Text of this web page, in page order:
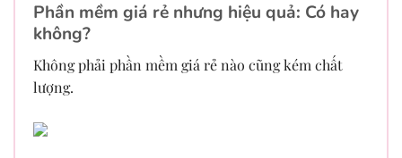
Phần mềm giá rẻ nhưng hiệu quả: Có hay
không?
Không phải phần mềm giá rẻ nào cũng kém chất
lượng.